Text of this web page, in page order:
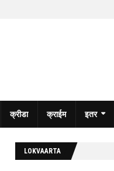
क्रीडा क्राईम इतर
LOKVAARTA